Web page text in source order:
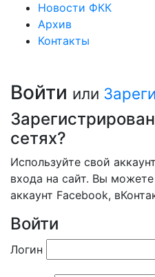
Новости ФКК
Архив
Контакты
Войти или
сетях?
Используйте свой
входа на сайт. Вы
аккаунт Facebook,
Войти
Логин